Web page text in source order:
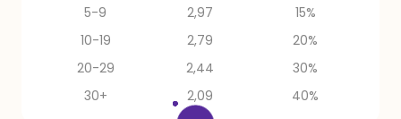
5-9
2,97
15%
10-19
2,79
20%
20-29
2,44
30%
30+
2,09 40%